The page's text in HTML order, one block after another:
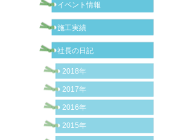
イベント情報
施工実績
社長の日記
2018年
2017年
2016年
2015年